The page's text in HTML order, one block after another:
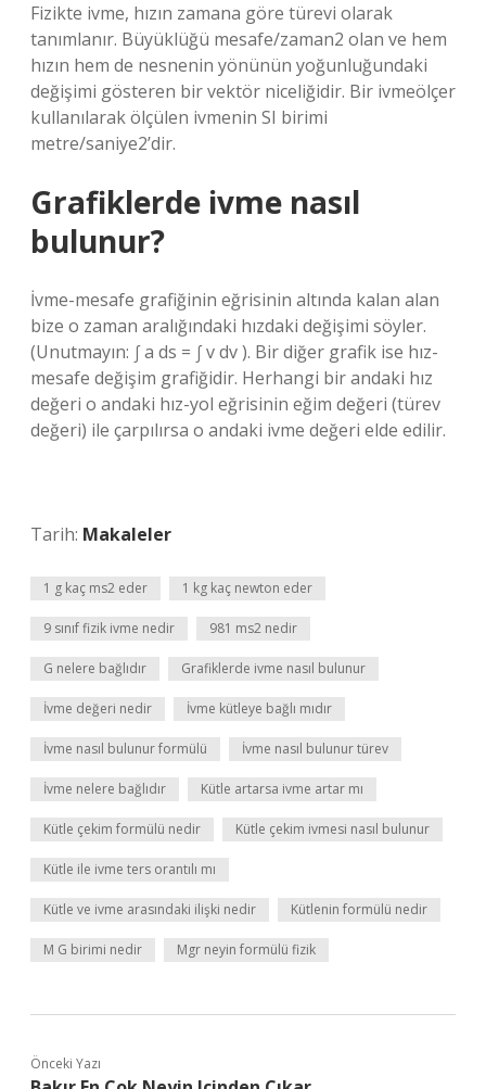
Fizikte ivme, hızın zamana göre türevi olarak
tanımlanır. Büyüklüğü mesafe/zaman2 olan ve hem
hızın hem de nesnenin yönünün yoğunluğundaki
değişimi gösteren bir vektör niceliğidir. Bir ivmeölçer
kullanılarak ölçülen ivmenin SI birimi
metre/saniye2’dir.
Grafiklerde ivme nasıl
bulunur?
İvme-mesafe grafiğinin eğrisinin altında kalan alan
bize o zaman aralığındaki hızdaki değişimi söyler.
(Unutmayın: ∫ a ds = ∫ v dv ). Bir diğer grafik ise hız-
mesafe değişim grafiğidir. Herhangi bir andaki hız
değeri o andaki hız-yol eğrisinin eğim değeri (türev
değeri) ile çarpılırsa o andaki ivme değeri elde edilir.
Tarih: Makaleler
1 g kaç ms2 eder 1 kg kaç newton eder
9 sınıf fizik ivme nedir 981 ms2 nedir
G nelere bağlıdır Grafiklerde ivme nasıl bulunur
İvme değeri nedir İvme kütleye bağlı mıdır
İvme nasıl bulunur formülü İvme nasıl bulunur türev
İvme nelere bağlıdır Kütle artarsa ivme artar mı
Kütle çekim formülü nedir Kütle çekim ivmesi nasıl bulunur
Kütle ile ivme ters orantılı mı
Kütle ve ivme arasındaki ilişki nedir Kütlenin formülü nedir
M G birimi nedir Mgr neyin formülü fizik
Önceki Yazı